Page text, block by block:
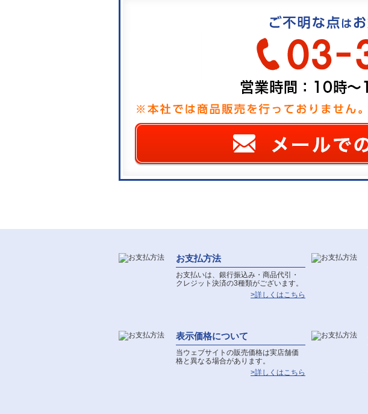
お支払方法
お支払いは、銀行振込み・商品代引・
クレジット決済の3種類がございます。
>詳しくはこちら
表示価格について
当ウェブサイトの販売価格は実店舗価
格と異なる場合があります。
>詳しくはこちら